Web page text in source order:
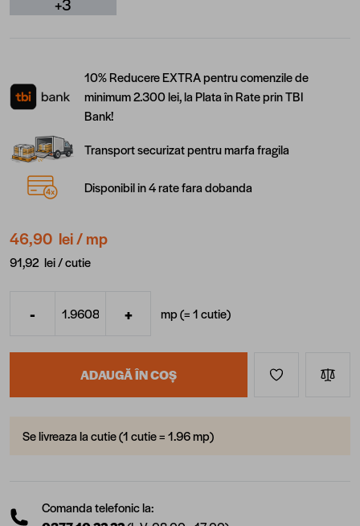
10% Reducere EXTRA pentru comenzile de
minimum 2.300 lei, la Plata în Rate prin TBI
Bank!
Transport securizat pentru marfa fragila
Disponibil in 4 rate fara dobanda
46,90 lei/ mp
91,92 lei /cutie
Cantitate
- + mp (=1cutie)
ADAUGĂ ÎN COȘ
Se livreaza la cutie (1 cutie = 1.96 mp)
Comanda telefonic la: